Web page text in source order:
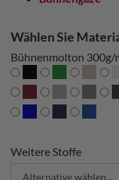
Wählen Sie
Bühnenmolton 300g/
Weitere Stoffe